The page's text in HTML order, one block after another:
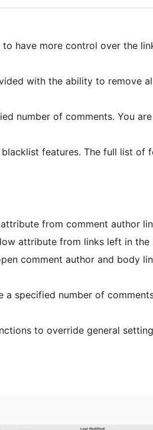
have more control over the
You are also provided with the
to override that setting with whitelist
from comment author
attribute from links left in the
comment author and body
specified number of
to override general